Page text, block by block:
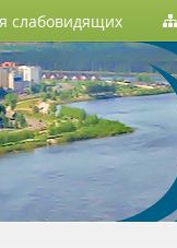
слабовидящих